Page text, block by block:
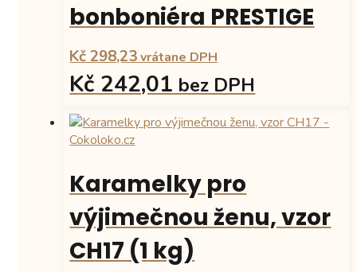
bonboniéra PRESTIGE
Kč 298,23vrátane DPH
Kč 242,01 bez DPH
Karamelky pro
výjimečnou ženu, vzor
CH17 (1 kg)